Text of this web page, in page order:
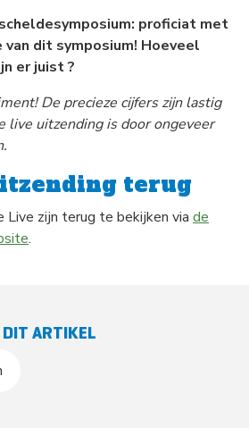
proficiat met
dit symposium! Hoeveel
er juist ?
De precieze cijfers zijn lastig
live uitzending is door ongeveer
terug
zijn terug te bekijken via de
.
DIT ARTIKEL